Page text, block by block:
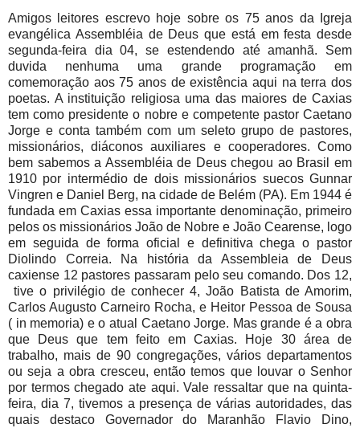
Amigos leitores escrevo hoje sobre os 75 anos da Igreja
evangélica Assembléia de Deus que está em festa desde
segunda-feira dia 04, se estendendo até amanhã. Sem
duvida nenhuma uma grande programação em
comemoração aos 75 anos de existência aqui na terra dos
poetas. A instituição religiosa uma das maiores de Caxias
tem como presidente o nobre e competente pastor Caetano
Jorge e conta também com um seleto grupo de pastores,
missionários, diáconos auxiliares e cooperadores. Como
bem sabemos a Assembléia de Deus chegou ao Brasil em
1910 por intermédio de dois missionários suecos Gunnar
Vingren e Daniel Berg, na cidade de Belém (PA). Em 1944 é
fundada em Caxias essa importante denominação, primeiro
pelos os missionários João de Nobre e João Cearense, logo
em seguida de forma oficial e definitiva chega o pastor
Diolindo Correia. Na história da Assembleia de Deus
caxiense 12 pastores passaram pelo seu comando. Dos 12,
tive o privilégio de conhecer 4, João Batista de Amorim,
Carlos Augusto Carneiro Rocha, e Heitor Pessoa de Sousa
( in memoria) e o atual Caetano Jorge. Mas grande é a obra
que Deus que tem feito em Caxias. Hoje 30 área de
trabalho, mais de 90 congregações, vários departamentos
ou seja a obra cresceu, então temos que louvar o Senhor
por termos chegado ate aqui. Vale ressaltar que na quinta-
feira, dia 7, tivemos a presença de várias autoridades, das
quais destaco Governador do Maranhão Flavio Dino,